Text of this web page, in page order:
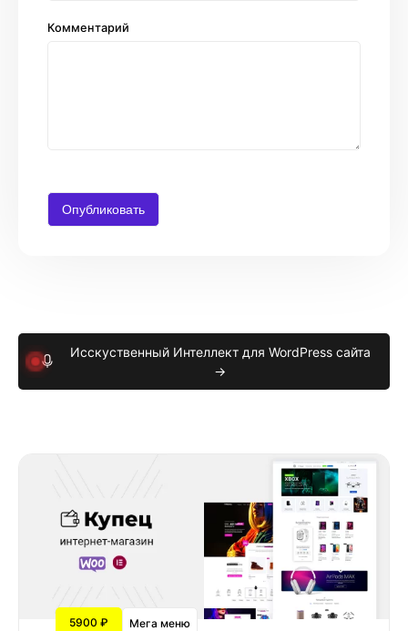
Комментарий
Исскуственный Интеллект для WordPress сайта
→
5900 ₽ Мега меню